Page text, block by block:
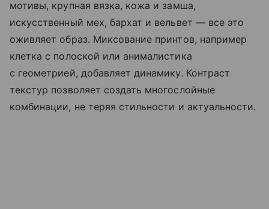
мотивы, крупная вязка, кожа и замша,
искусственный мех, бархат и вельвет — все это
оживляет образ. Миксование принтов, например
клетка с полоской или анималистика
с геометрией, добавляет динамику. Контраст
текстур позволяет создать многослойные
комбинации, не теряя стильности и актуальности.